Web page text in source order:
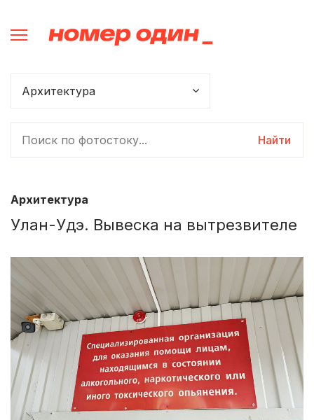
Найти
Архитектура
Улан-Удэ. Вывеска на вытрезвителе